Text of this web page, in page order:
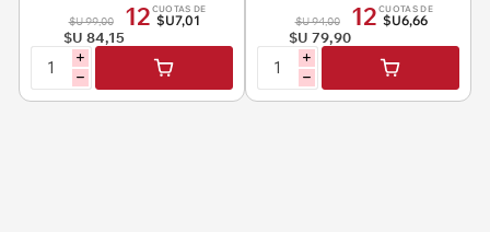
$U 99,00
$U 84,15
12 CUOTAS DE
$U7,01
i
h
$U 94,00
$U 79,90
12 CUOTAS DE
$U6,66
i
h